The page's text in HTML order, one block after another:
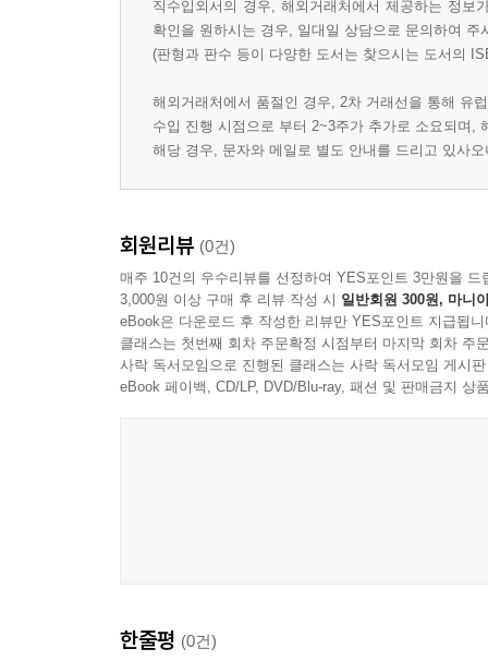
직수입외서의 경우, 해외거래처에서 제공하는 정
확인을 원하시는 경우, 일대일 상담으로 문의하여 주
(판형과 판수 등이 다양한 도서는 찾으시는 도서의
해외거래처에서 품절인 경우, 2차 거래선을 통해 유
수입 진행 시점으로 부터 2~3주가 추가로 소요되며,
해당 경우, 문자와 메일로 별도 안내를 드리고 있사
회원리뷰 (0건)
매주 10건의 우수리뷰를 선정하여 YES포인트 3만원을 드
3,000원 이상 구매 후 리뷰 작성 시 일반회원 300원, 마니
eBook은 다운로드 후 작성한 리뷰만 YES포인트 지급됩니
클래스는 첫번째 회차 주문확정 시점부터 마지막 회차 주
사락 독서모임으로 진행된 클래스는 사락 독서모임 게시
eBook 페이백, CD/LP, DVD/Blu-ray, 패션 및 판매금지 상
한줄평 (0건)